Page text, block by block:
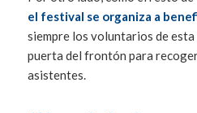
el festival se organiza a
siempre los voluntarios de
puerta del frontón para
asistentes.